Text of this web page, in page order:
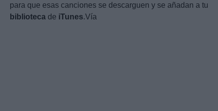
para que esas canciones se descarguen y se añadan a tu
biblioteca de iTunes.Vía